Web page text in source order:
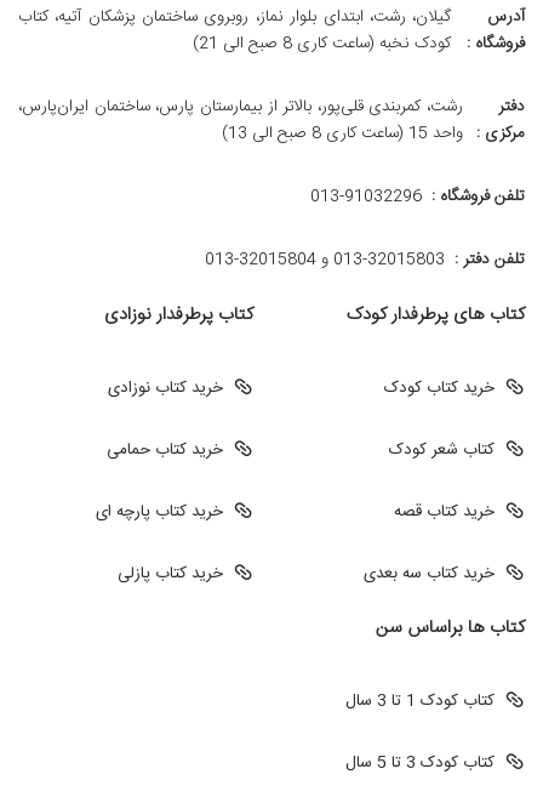
آدرس
فروشگاه :
گیلان، رشت، ابتدای بلوار نماز، روبروی ساختمان پزشکان آتیه، کتاب
کودک نخبه (ساعت کاری 8 صبح الی 21)
دفتر
مرکزی :
رشت، کمربندی قلی‌پور، بالاتر از بیمارستان پارس، ساختمان ایران‌پارس،
واحد 15 (ساعت کاری 8 صبح الی 13)
تلفن فروشگاه : 013-91032296
تلفن دفتر : 013-32015803 و 32015804-013
کتاب های پرطرفدار کودک
خرید کتاب کودک
کتاب شعر کودک
خرید کتاب قصه
خرید کتاب سه بعدی
کتاب پرطرفدار نوزادی
خرید کتاب نوزادی
خرید کتاب حمامی
خرید کتاب پارچه ای
خرید کتاب پازلی
کتاب ها براساس سن
کتاب کودک 1 تا 3 سال
کتاب کودک 3 تا 5 سال